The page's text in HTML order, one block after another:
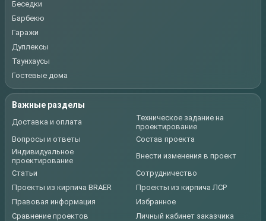
Беседки
Барбекю
Гаражи
Дуплексы
Таунхаусы
Гостевые дома
Важные разделы
Доставка и оплата
Техническое задание на
проектирование
Вопросы и ответы
Состав проекта
Индивидуальное
проектирование
Внести изменения в проект
Статьи
Сотрудничество
Проекты из кирпича BRAER
Проекты из кирпича ЛСР
Правовая информация
Избранное
Сравнение проектов
Личный кабинет заказчика